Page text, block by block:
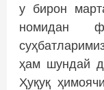
у бирон
номидан
ҳам шундай
Ҳуқуқ